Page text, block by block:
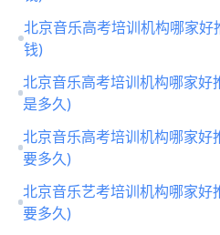
北京音乐高考培训机构哪家
钱)
北京音乐高考培训机构哪家好
是多久)
北京音乐高考培训机构哪家
要多久)
北京音乐艺考培训机构哪家
要多久)